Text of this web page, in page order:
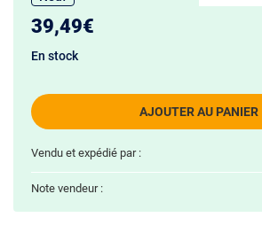
39,49€
AJOUTER AU PANIER
En stock
Vendu et expédié par :
Note vendeur :